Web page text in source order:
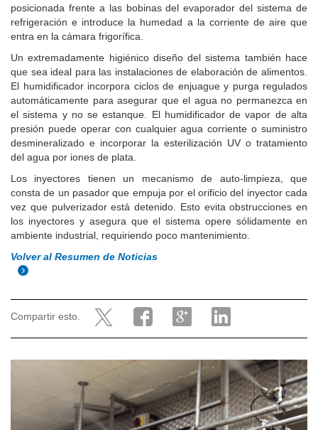
posicionada frente a las bobinas del evaporador del sistema de
refrigeración e introduce la humedad a la corriente de aire que
entra en la cámara frigorífica.
Un extremadamente higiénico diseño del sistema también hace
que sea ideal para las instalaciones de elaboración de alimentos.
El humidificador incorpora ciclos de enjuague y purga regulados
automáticamente para asegurar que el agua no permanezca en
el sistema y no se estanque. El humidificador de vapor de alta
presión puede operar con cualquier agua corriente o suministro
desmineralizado e incorporar la esterilización UV o tratamiento
del agua por iones de plata.
Los inyectores tienen un mecanismo de auto-limpieza, que
consta de un pasador que empuja por el orificio del inyector cada
vez que pulverizador está detenido. Esto evita obstrucciones en
los inyectores y asegura que el sistema opere sólidamente en
ambiente industrial, requiriendo poco mantenimiento.
Volver al Resumen de Noticias
Compartir esto.